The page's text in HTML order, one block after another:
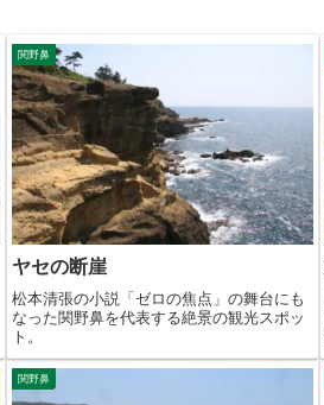
関野鼻
ヤセの断崖
松本清張の小説「ゼロの焦点」の舞台にも
なった関野鼻を代表する絶景の観光スポッ
ト。
関野鼻